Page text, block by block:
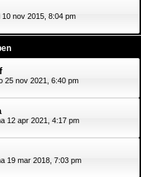
10 nov 2015, 8:04 pm
25 nov 2021, 6:40 pm
12 apr 2021, 4:17 pm
19 mar 2018, 7:03 pm